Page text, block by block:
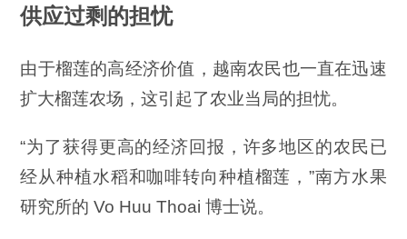
供应过剩的担忧
由于榴莲的高经济价值，越南农民也一直在迅速
扩大榴莲农场，这引起了农业当局的担忧。
“为了获得更高的经济回报，许多地区的农民已
经从种植水稻和咖啡转向种植榴莲，”南方水果
研究所的 Vo Huu Thoai 博士说。